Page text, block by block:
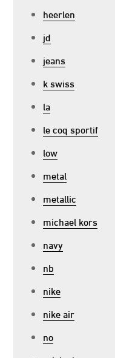
heerlen
jd
jeans
k swiss
la
le coq sportif
low
metal
metallic
michael kors
navy
nb
nike
nike air
no